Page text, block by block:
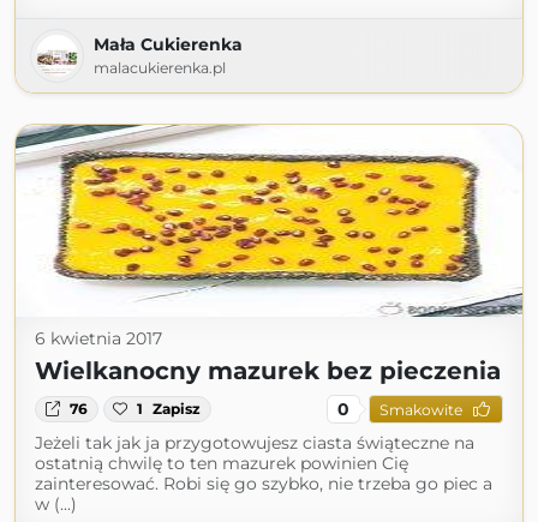
Mała Cukierenka
malacukierenka.pl
6 kwietnia 2017
Wielkanocny mazurek bez pieczenia
76 1 Zapisz 0 Smakowite
Jeżeli tak jak ja przygotowujesz ciasta świąteczne na
ostatnią chwilę to ten mazurek powinien Cię
zainteresować. Robi się go szybko, nie trzeba go piec a
w (...)